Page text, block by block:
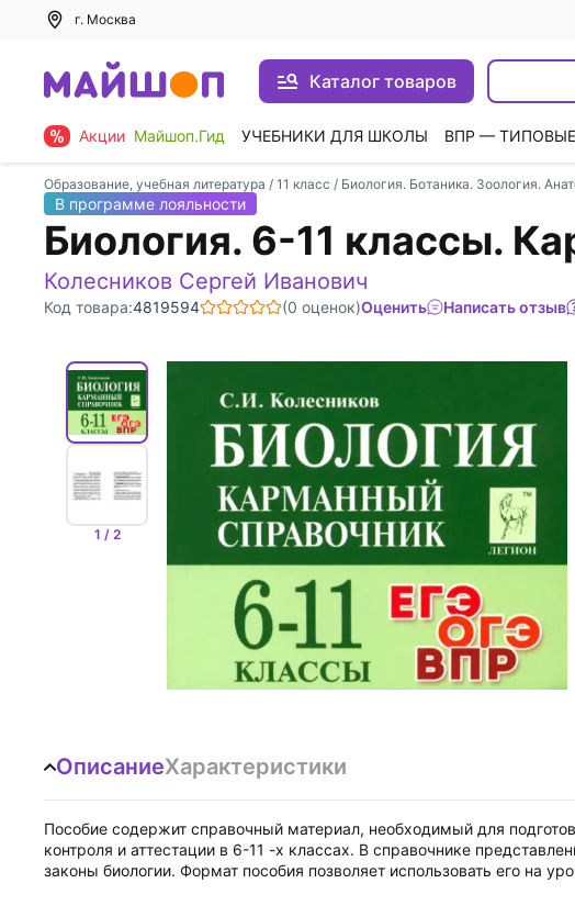
г. Москва
Каталог товаров
Акции Майшоп.Гид УЧЕБНИКИ ДЛЯ ШКОЛЫ ВПР —
Образование, учебная литература / 11 класс / Биология. Ботаника. Зоология.
В программе лояльности
Биология. 6-11 классы.
Колесников Сергей Иванович
Код товара:4819594 (0 оценок)Оценить Написать отзыв
1 / 2
ОписаниеХарактеристики
Пособие содержит справочный материал, необходимый для
контроля и аттестации в 6-11 -х классах. В справочнике
законы биологии. Формат пособия позволяет использовать его на